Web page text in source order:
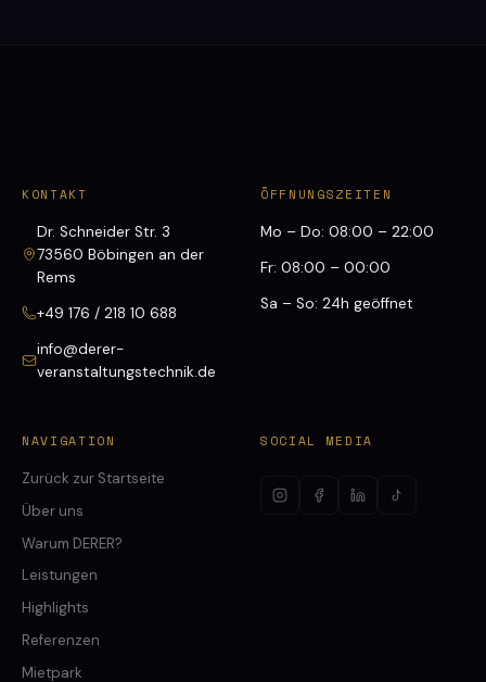
KONTAKT
Dr. Schneider Str. 3
73560 Böbingen an der
Rems
+49 176 / 218 10 688
info@derer-
veranstaltungstechnik.de
ÖFFNUNGSZEITEN
Mo – Do: 08:00 – 22:00
Fr: 08:00 – 00:00
Sa – So: 24h geöffnet
NAVIGATION
Zurück zur Startseite
Über uns
Warum DERER?
Leistungen
Highlights
Referenzen
Mietpark
SOCIAL MEDIA